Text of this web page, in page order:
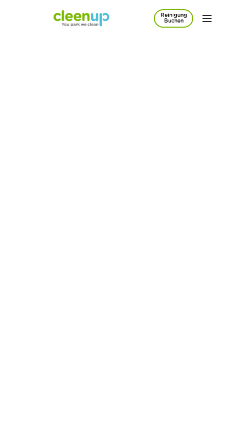
Zum Hauptinhalt springen
Reinigung
Buchen